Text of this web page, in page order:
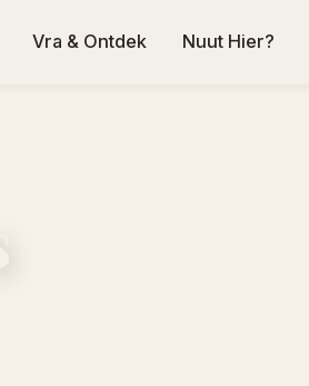
Vra & Ontdek Nuut Hier?